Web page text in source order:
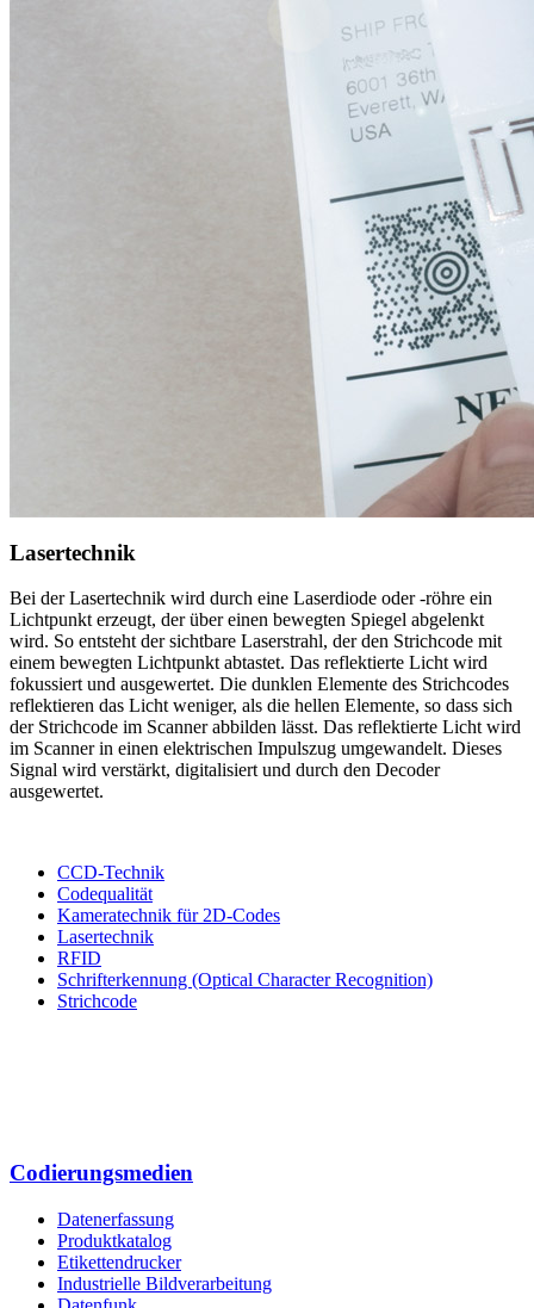
Lasertechnik
Bei der Lasertechnik wird durch eine Laserdiode oder -röhre ein
Lichtpunkt erzeugt, der über einen bewegten Spiegel abgelenkt
wird. So entsteht der sichtbare Laserstrahl, der den Strichcode mit
einem bewegten Lichtpunkt abtastet. Das reflektierte Licht wird
fokussiert und ausgewertet. Die dunklen Elemente des Strichcodes
reflektieren das Licht weniger, als die hellen Elemente, so dass sich
der Strichcode im Scanner abbilden lässt. Das reflektierte Licht wird
im Scanner in einen elektrischen Impulszug umgewandelt. Dieses
Signal wird verstärkt, digitalisiert und durch den Decoder
ausgewertet.
CCD-Technik
Codequalität
Kameratechnik für 2D-Codes
Lasertechnik
RFID
Schrifterkennung (Optical Character Recognition)
Strichcode
Codierungs­medien
Datenerfassung
Produktkatalog
Etikettendrucker
Industrielle Bildverarbeitung